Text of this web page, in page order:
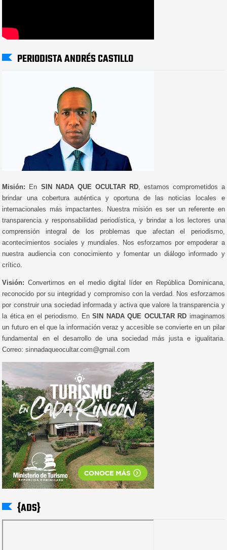
PERIODISTA ANDRÉS CASTILLO
Misión: En SIN NADA QUE OCULTAR RD, estamos comprometidos a
brindar una cobertura auténtica y oportuna de las noticias locales e
internacionales más impactantes. Nuestra misión es ser un referente en
transparencia y responsabilidad periodística, y brindar a los lectores una
comprensión integral de los problemas que afectan el periodismo,
acontecimientos sociales y mundiales. Nos esforzamos por empoderar a
nuestra audiencia con conocimiento y fomentar un diálogo informado y
crítico.
Visión: Convertirnos en el medio digital líder en República Dominicana,
reconocido por su integridad y compromiso con la verdad. Nos esforzamos
por construir una sociedad informada y activa que valore la transparencia y
la ética en el periodismo. EnSIN NADA QUE OCULTAR RD imaginamos
un futuro en el que la información veraz y accesible se convierte en un pilar
fundamental en el desarrollo de una sociedad más justa e igualitaria.
Correo: sinnadaqueocultar.com@gmail.com
{ADS}